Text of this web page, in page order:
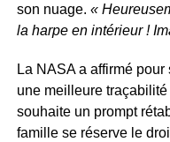
son nuage. «
la harpe en intérieur !
La NASA a affirmé
une meilleure traçabilité
souhaite un prompt
famille se réserve le